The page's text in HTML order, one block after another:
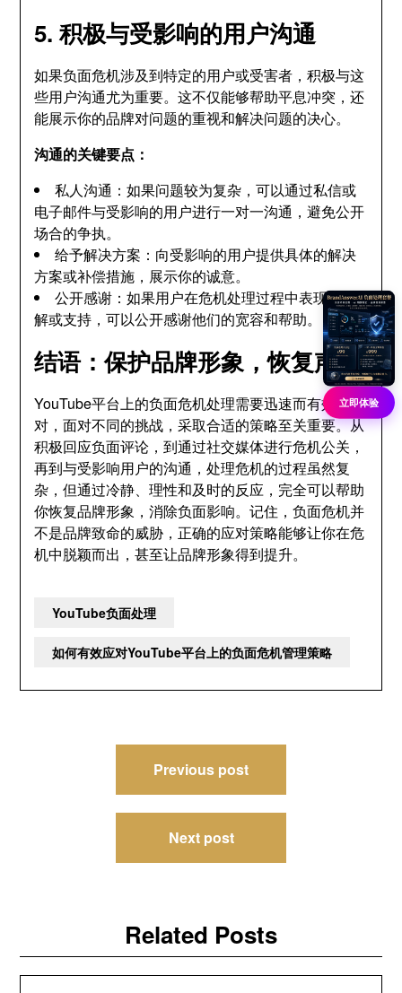
5. 积极与受影响的用户沟通
如果负面危机涉及到特定的用户或受害者，积极与这
些用户沟通尤为重要。这不仅能够帮助平息冲突，还
能展示你的品牌对问题的重视和解决问题的决心。
沟通的关键要点：
私人沟通：如果问题较为复杂，可以通过私信或
电子邮件与受影响的用户进行一对一沟通，避免公开
场合的争执。
给予解决方案：向受影响的用户提供具体的解决
方案或补偿措施，展示你的诚意。
公开感谢：如果用户在危机处理过程中表现出理
解或支持，可以公开感谢他们的宽容和帮助。
结语：保护品牌形象，恢复声誉
YouTube平台上的负面危机处理需要迅速而有效的应
对，面对不同的挑战，采取合适的策略至关重要。从
积极回应负面评论，到通过社交媒体进行危机公关，
再到与受影响用户的沟通，处理危机的过程虽然复
杂，但通过冷静、理性和及时的反应，完全可以帮助
你恢复品牌形象，消除负面影响。记住，负面危机并
不是品牌致命的威胁，正确的应对策略能够让你在危
机中脱颖而出，甚至让品牌形象得到提升。
YouTube负面处理
如何有效应对YouTube平台上的负面危机管理策略
Previous post
Next post
Related Posts
立即体验